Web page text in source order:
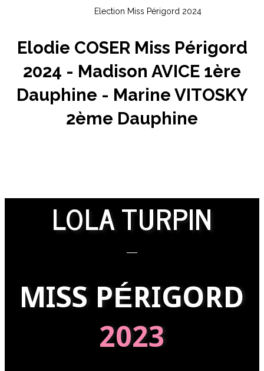
Election Miss Périgord 2024
Elodie COSER Miss Périgord
2024 - Madison AVICE 1ère
Dauphine - Marine VITOSKY
2ème Dauphine
LOLA TURPIN
MISS PÉRIGORD
2023